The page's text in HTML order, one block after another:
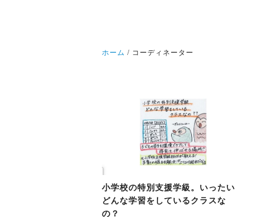
ホーム コーディネーター
小学校の特別支援学級。いったい
どんな学習をしているクラスな
の？